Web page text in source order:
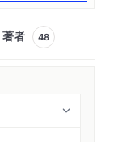
著者 48